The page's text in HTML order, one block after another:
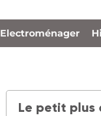
Electroménager
Le petit plus